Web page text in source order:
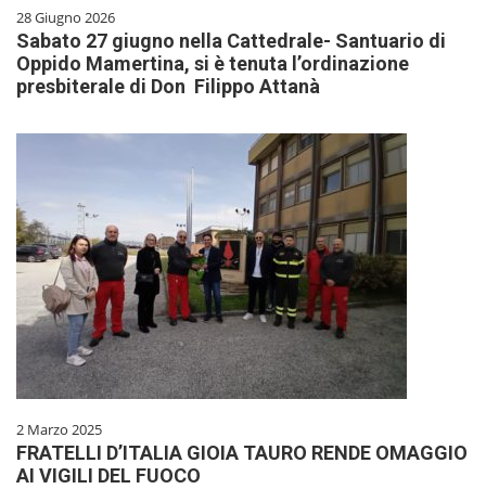
28 Giugno 2026
Sabato 27 giugno nella Cattedrale- Santuario di
Oppido Mamertina, si è tenuta l’ordinazione
presbiterale di Don Filippo Attanà
2 Marzo 2025
FRATELLI D’ITALIA GIOIA TAURO RENDE OMAGGIO
AI VIGILI DEL FUOCO